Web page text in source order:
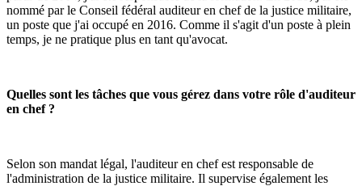
nommé par le Conseil fédéral auditeur en chef de la justice militaire,
un poste que j'ai occupé en 2016. Comme il s'agit d'un poste à plein
temps, je ne pratique plus en tant qu'avocat.
Quelles sont les tâches que vous gérez dans votre rôle d'auditeur
en chef ?
Selon son mandat légal, l'auditeur en chef est responsable de
l'administration de la justice militaire. Il supervise également les